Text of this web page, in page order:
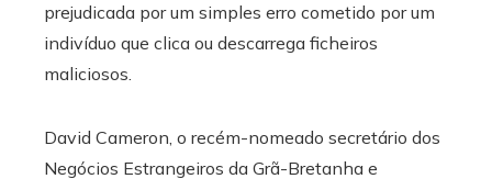
prejudicada por um simples erro cometido por um
indivíduo que clica ou descarrega ficheiros
maliciosos.
David Cameron, o recém-nomeado secretário dos
Negócios Estrangeiros da Grã-Bretanha e